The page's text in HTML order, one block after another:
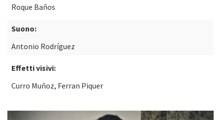
Roque Baños
Suono:
Antonio Rodríguez
Effetti visivi:
Curro Muñoz, Ferran Piquer